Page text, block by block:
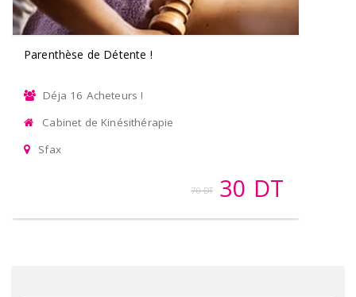
Parenthèse de Détente !
Déja 16 Acheteurs !
Cabinet de Kinésithérapie
Sfax
30 DT
70 DT